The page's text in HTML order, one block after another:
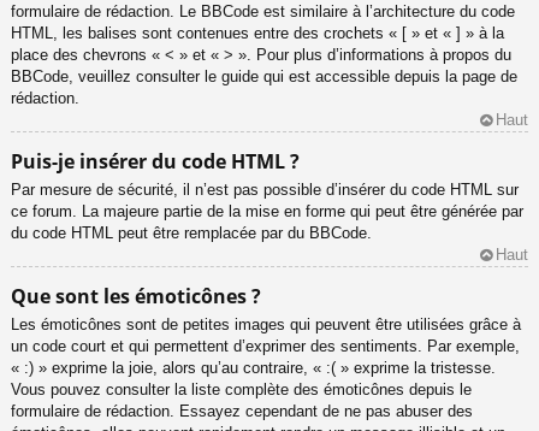
formulaire de rédaction. Le BBCode est similaire à l’architecture du code
HTML, les balises sont contenues entre des crochets « [ » et « ] » à la
place des chevrons « < » et « > ». Pour plus d’informations à propos du
BBCode, veuillez consulter le guide qui est accessible depuis la page de
rédaction.
Haut
Puis-je insérer du code HTML ?
Par mesure de sécurité, il n’est pas possible d’insérer du code HTML sur
ce forum. La majeure partie de la mise en forme qui peut être générée par
du code HTML peut être remplacée par du BBCode.
Haut
Que sont les émoticônes ?
Les émoticônes sont de petites images qui peuvent être utilisées grâce à
un code court et qui permettent d’exprimer des sentiments. Par exemple,
« :) » exprime la joie, alors qu’au contraire, « :( » exprime la tristesse.
Vous pouvez consulter la liste complète des émoticônes depuis le
formulaire de rédaction. Essayez cependant de ne pas abuser des